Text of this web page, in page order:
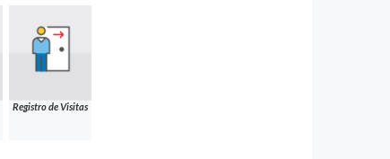
Registro de Visitas